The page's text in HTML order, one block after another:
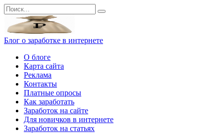
Перейти
к
контенту
Search
for:
Блог о заработке в интернете
О блоге
Карта сайта
Реклама
Контакты
Платные опросы
Как заработать
Заработок на сайте
Для новичков в интернете
Заработок на статьях